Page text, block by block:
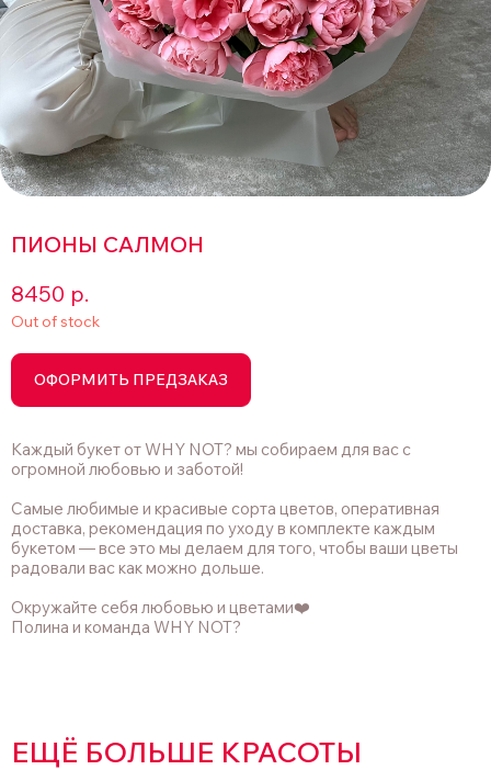
ПИОНЫ САЛМОН
8450 р.
Out of stock
ОФОРМИТЬ ПРЕДЗАКАЗ
Каждый букет от WHY NOT? мы собираем для вас с
огромной любовью и заботой!
Самые любимые и красивые сорта цветов, оперативная
доставка, рекомендация по уходу в комплекте каждым
букетом — все это мы делаем для того, чтобы ваши цветы
радовали вас как можно дольше.
Окружайте себя любовью и цветами❤️
Полина и команда WHY NOT?
ЕЩЁ БОЛЬШЕ КРАСОТЫ